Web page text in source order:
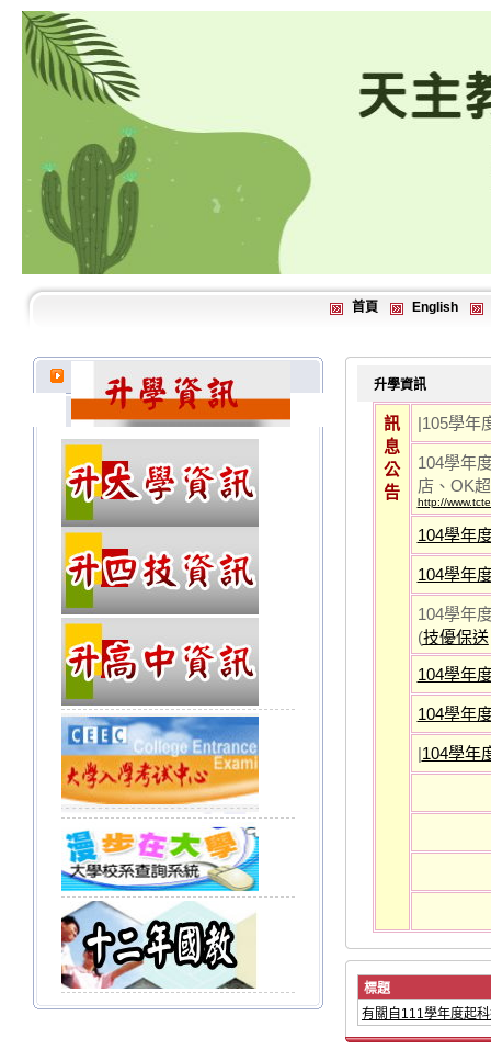
首頁 English
升學資訊
訊
息
公
告
|105學年
104學年
店、OK
http://
104學年
104學年
104學年
(技優保送
104學年
104學年
|104學年
標題
有關自111學年度起